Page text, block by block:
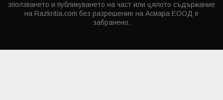
зползването и публикуването на част или цялото съдържание
на Razkritia.com без разрешение на Асмара ЕООД е
забранено.